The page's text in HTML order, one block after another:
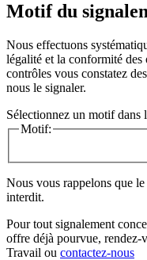
Motif du
Nous effectuons
légalité et la conformité
contrôles vous constatez
nous le signaler.
Sélectionnez un motif dans
Motif:
Nous vous rappelons que
interdit.
Pour tout signalement
offre déjà pourvue, rendez-
Travail ou contactez-nous